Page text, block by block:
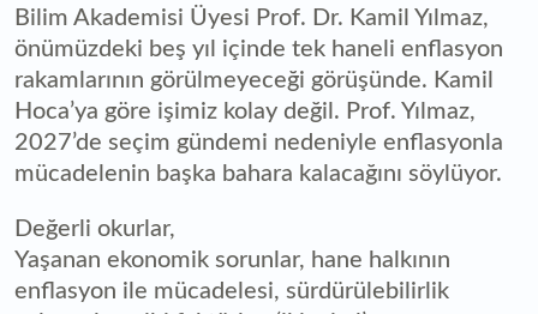
Bilim Akademisi Üyesi Prof. Dr. Kamil Yılmaz,
önümüzdeki beş yıl içinde tek haneli enflasyon
rakamlarının görülmeyeceği görüşünde. Kamil
Hoca’ya göre işimiz kolay değil. Prof. Yılmaz,
2027’de seçim gündemi nedeniyle enflasyonla
mücadelenin başka bahara kalacağını söylüyor.
Değerli okurlar,
Yaşanan ekonomik sorunlar, hane halkının
enflasyon ile mücadelesi, sürdürülebilirlik